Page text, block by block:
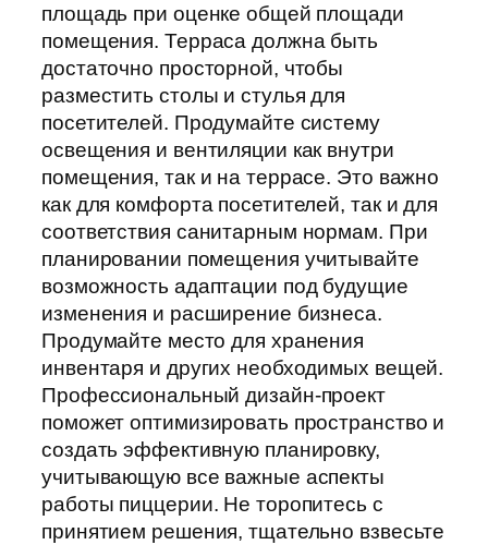
площадь при оценке общей площади
помещения. Терраса должна быть
достаточно просторной, чтобы
разместить столы и стулья для
посетителей. Продумайте систему
освещения и вентиляции как внутри
помещения, так и на террасе. Это важно
как для комфорта посетителей, так и для
соответствия санитарным нормам. При
планировании помещения учитывайте
возможность адаптации под будущие
изменения и расширение бизнеса.
Продумайте место для хранения
инвентаря и других необходимых вещей.
Профессиональный дизайн-проект
поможет оптимизировать пространство и
создать эффективную планировку,
учитывающую все важные аспекты
работы пиццерии. Не торопитесь с
принятием решения, тщательно взвесьте